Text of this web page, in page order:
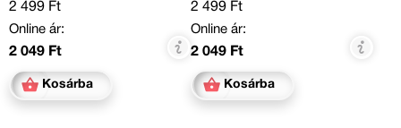
2 499 Ft
Online ár:
2 049 Ft
Kosárba
2 499 Ft
Online ár:
2 049 Ft
Kosárba